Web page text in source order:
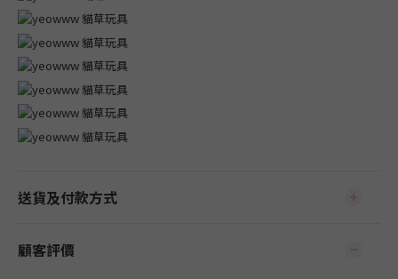
送貨及付款方式
顧客評價